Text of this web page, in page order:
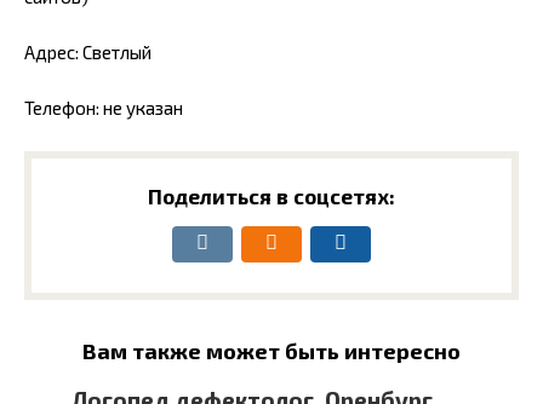
Адрес: Светлый
Телефон: не указан
Поделиться в соцсетях:
Вам также может быть интересно